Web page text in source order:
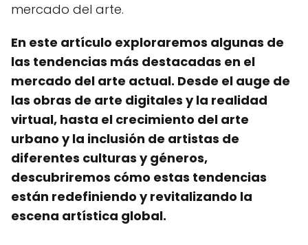
mercado del arte.
En este artículo exploraremos algunas de
las tendencias más destacadas en el
mercado del arte actual. Desde el auge de
las obras de arte digitales y la realidad
virtual, hasta el crecimiento del arte
urbano y la inclusión de artistas de
diferentes culturas y géneros,
descubriremos cómo estas tendencias
están redefiniendo y revitalizando la
escena artística global.